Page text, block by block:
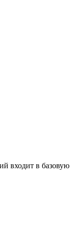
входит в базовую